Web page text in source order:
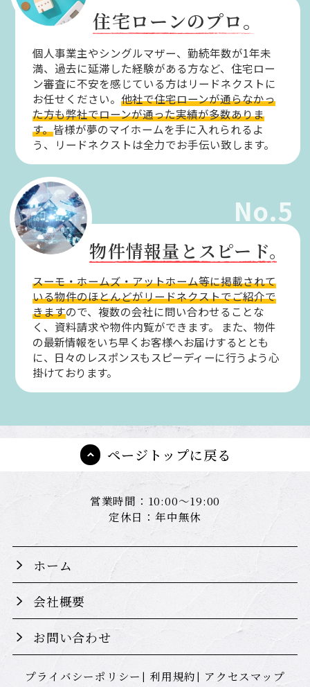
住宅ローンのプロ。
個人事業主やシングルマザー、勤続年数が1年未
満、過去に延滞した経験がある方など、住宅ロー
ン審査に不安を感じている方はリードネクストに
お任せください。他社で住宅ローンが通らなかっ
た方も弊社でローンが通った実績が多数ありま
す。皆様が夢のマイホームを手に入れられるよ
う、リードネクストは全力でお手伝い致します。
No.5
物件情報量とスピード。
スーモ・ホームズ・アットホーム等に掲載されて
いる物件のほとんどがリードネクストでご紹介で
きますので、複数の会社に問い合わせることな
く、資料請求や物件内覧ができます。
また、物件
の最新情報をいち早くお客様へお届けするととも
に、日々のレスポンスもスピーディーに行うよう心
掛けております。
ページトップに戻る
営業時間：10:00～19:00
定休日：年中無休
ホーム
会社概要
お問い合わせ
プライバシーポリシー 利用規約 アクセスマップ